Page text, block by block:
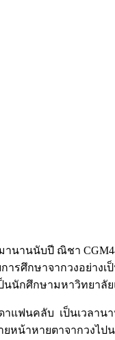
านานนับปี ณิชา
ารศึกษาจากวงอย่างเ
นนักศึกษามหาวิทยาลั
าแฟนคลับ เป็นเวลาน
ยหน้าหายตาจากวงไป